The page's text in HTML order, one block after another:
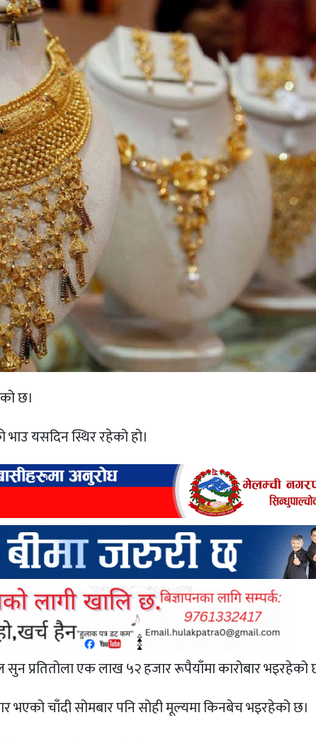
छ।
यसदिन स्थिर रहेको हो।
प्रतितोला एक लाख ५२ हजार रूपैयाँमा कारोबार भइरहेको
चाँदी सोमबार पनि सोही मूल्यमा किनबेच भइरहेको छ।